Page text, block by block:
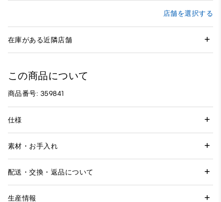
店舗を選択する
在庫がある近隣店舗
この商品について
商品番号: 359841
仕様
素材・お手入れ
配送・交換・返品について
生産情報